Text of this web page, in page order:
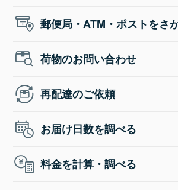
郵便局・ATM・ポストをさ
荷物のお問い合わせ
再配達のご依頼
お届け日数を調べる
料金を計算・調べる